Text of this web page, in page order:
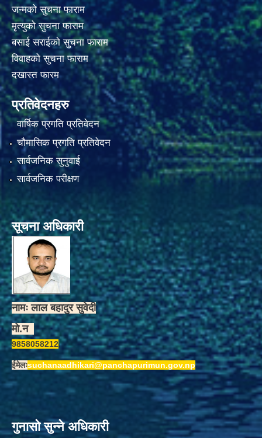
जन्मको सुचना फाराम
मृत्युको सुचना फाराम
बसाई सराईको सुचना फाराम
विवाहको सुचना फाराम
दखास्त फारम
प्रतिवेदनहरु
वार्षिक प्रगति प्रतिवेदन
चौमासिक प्रगति प्रतिवेदन
सार्वजनिक सुनुवाई
सार्वजनिक परीक्षण
सूचना अधिकारी
नामः लाल बहादुर सुवेदी
मो.न
9858058212
ईमेलःsuchanaadhikari@panchapurimun.gov.np
गुनासो सुन्ने अधिकारी